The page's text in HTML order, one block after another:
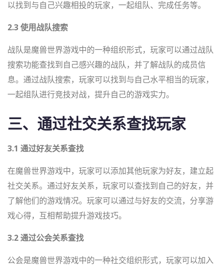
以找到与自己兴趣相投的玩家，一起组队、完成任务等。
2.3 使用战队搜索
战队是魔兽世界游戏中的一种组织形式，玩家可以通过战队
搜索功能查找到自己感兴趣的战队，并了解战队的成员信
息。通过战队搜索，玩家可以找到与自己水平相当的玩家，
一起组队进行竞技对战，提升自己的游戏实力。
三、通过社交关系查找玩家
3.1 通过好友关系查找
在魔兽世界游戏中，玩家可以添加其他玩家为好友，建立起
社交关系。通过好友关系，玩家可以查找到自己的好友，并
了解他们的游戏情况。玩家可以通过与好友的交流，分享游
戏心得，互相帮助提升游戏技巧。
3.2 通过公会关系查找
公会是魔兽世界游戏中的一种社交组织形式，玩家可以加入